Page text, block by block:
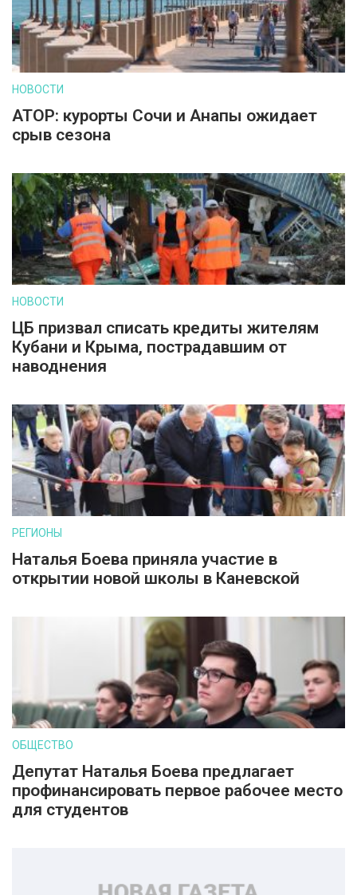
НОВОСТИ
АТОР: курорты Сочи и Анапы ожидает
срыв сезона
НОВОСТИ
ЦБ призвал списать кредиты жителям
Кубани и Крыма, пострадавшим от
наводнения
РЕГИОНЫ
Наталья Боева приняла участие в
открытии новой школы в Каневской
ОБЩЕСТВО
Депутат Наталья Боева предлагает
профинансировать первое рабочее место
для студентов